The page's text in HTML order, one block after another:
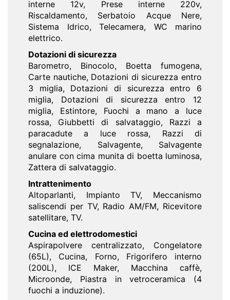
interne 12v, Prese interne 220v,
Riscaldamento, Serbatoio Acque Nere,
Sistema Idrico, Telecamera, WC marino
elettrico.
Dotazioni di sicurezza
Barometro, Binocolo, Boetta fumogena,
Carte nautiche, Dotazioni di sicurezza entro
3 miglia, Dotazioni di sicurezza entro 6
miglia, Dotazioni di sicurezza entro 12
miglia, Estintore, Fuochi a mano a luce
rossa, Giubbetti di salvataggio, Razzi a
paracadute a luce rossa, Razzi di
segnalazione, Salvagente, Salvagente
anulare con cima munita di boetta luminosa,
Zattera di salvataggio.
Intrattenimento
Altoparlanti, Impianto TV, Meccanismo
saliscendi per TV, Radio AM/FM, Ricevitore
satellitare, TV.
Cucina ed elettrodomestici
Aspirapolvere centralizzato, Congelatore
(65L), Cucina, Forno, Frigorifero interno
(200L), ICE Maker, Macchina caffè,
Microonde, Piastra in vetroceramica (4
fuochi a induzione).